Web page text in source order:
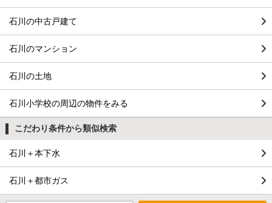
石川の中古戸建て
石川のマンション
石川の土地
石川小学校の周辺の物件をみる
こだわり条件から類似検索
石川＋本下水
石川＋都市ガス